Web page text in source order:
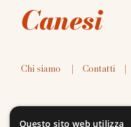
Canesi
Chi siamo | Contatti |
Questo sito web utilizza